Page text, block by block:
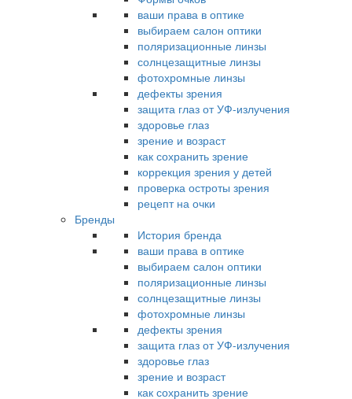
ваши права в оптике
выбираем салон оптики
поляризационные линзы
солнцезащитные линзы
фотохромные линзы
дефекты зрения
защита глаз от УФ-излучения
здоровье глаз
зрение и возраст
как сохранить зрение
коррекция зрения у детей
проверка остроты зрения
рецепт на очки
Бренды
История бренда
ваши права в оптике
выбираем салон оптики
поляризационные линзы
солнцезащитные линзы
фотохромные линзы
дефекты зрения
защита глаз от УФ-излучения
здоровье глаз
зрение и возраст
как сохранить зрение